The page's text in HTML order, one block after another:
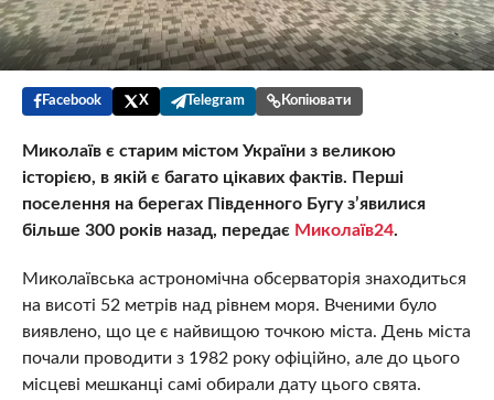
Facebook X Telegram Копіювати
Миколаїв є старим містом України з великою
історією, в якій є багато цікавих фактів. Перші
поселення на берегах Південного Бугу з’явилися
більше 300 років назад, передає Миколаїв24.
Миколаївська астрономічна обсерваторія знаходиться
на висоті 52 метрів над рівнем моря. Вченими було
виявлено, що це є найвищою точкою міста. День міста
почали проводити з 1982 року офіційно, але до цього
місцеві мешканці самі обирали дату цього свята.